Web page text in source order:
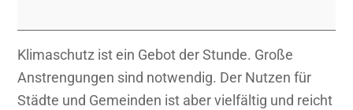
Energiewende
-
Chancen
für
Klimaschutz ist ein Gebot der Stunde. Große
Anstrengungen sind notwendig. Der Nutzen für
Städte und Gemeinden ist aber vielfältig und reicht